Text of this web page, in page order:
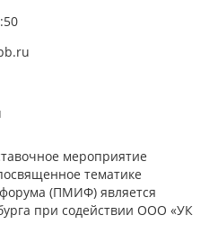
мероприятие
тематике
(ПМИФ) является
при содействии ООО «УК